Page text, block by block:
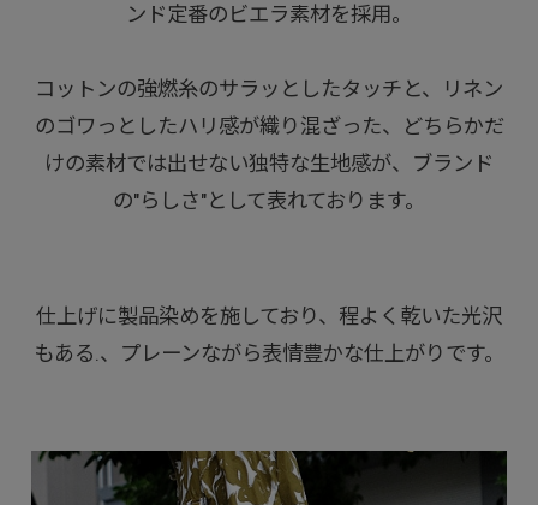
ンド定番のビエラ素材を採用。
コットンの強燃糸のサラッとしたタッチと、リネン
のゴワっとしたハリ感が織り混ざった、どちらかだ
けの素材では出せない独特な生地感が、ブランド
の"らしさ"として表れております。
仕上げに製品染めを施しており、程よく乾いた光沢
もある.、プレーンながら表情豊かな仕上がりです。